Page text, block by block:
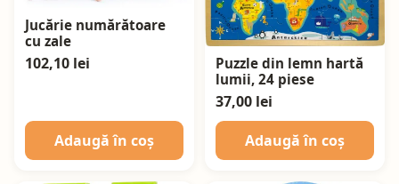
Jucărie numărătoare
cu zale
102,10 lei
Adaugă în coș
Puzzle din lemn hartă
lumii, 24 piese
37,00 lei
Adaugă în coș